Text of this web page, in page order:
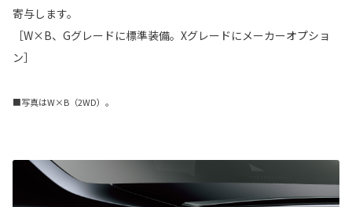
寄与します。
［W×B、Gグレードに標準装備。Xグレードにメーカーオプショ
ン］
■写真はW×B（2WD）。